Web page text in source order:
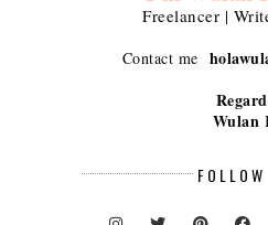
Freelancer |
Contact me
Wulan